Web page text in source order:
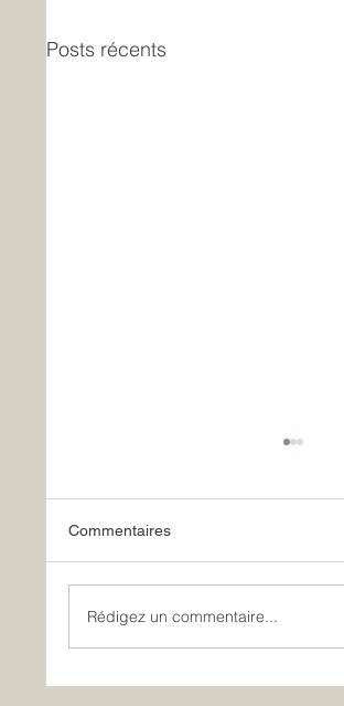
Posts récents
Promotions Mois des salons
Commentaires
Rédigez un commentaire...